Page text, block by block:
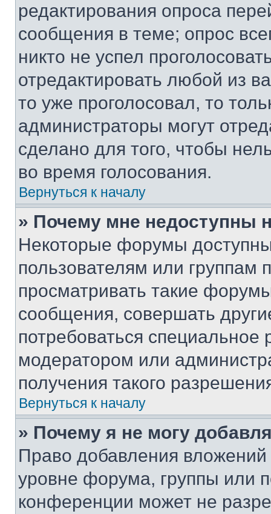
редактирования опроса
сообщения в теме; опрос
никто не успел
отредактировать любой из
то уже проголосовал, то
администраторы могут
сделано для того, чтобы
во время голосования.
Вернуться к началу
» Почему мне недоступны
Некоторые форумы
пользователям или группам
просматривать такие
сообщения, совершать
потребоваться
модератором или
получения такого
Вернуться к началу
» Почему я не могу
Право добавления
уровне форума, группы или
конференции может не